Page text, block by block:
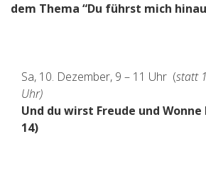
dem Thema “Du führst mich
Sa, 10. Dezember, 9 – 11 Uhr (statt
Uhr)
Und du wirst Freude und Wonne
14)